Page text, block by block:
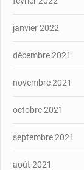
janvier 2022
décembre 2021
novembre 2021
octobre 2021
septembre 2021
août 2021